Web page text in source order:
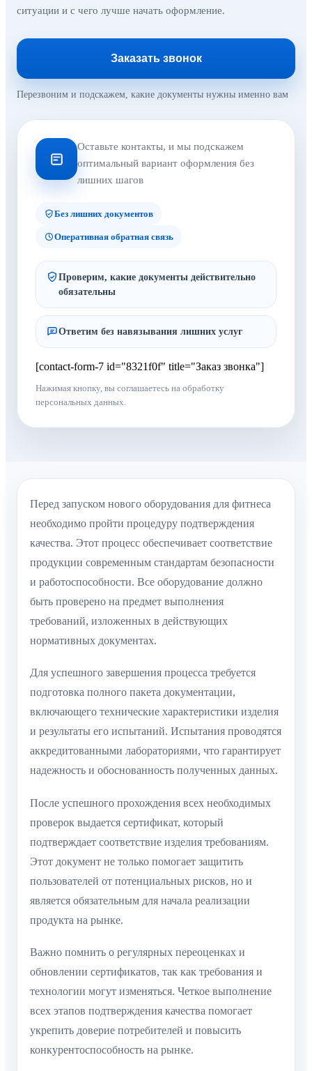
ситуации и с чего лучше начать оформление.
Заказать звонок
Перезвоним и подскажем, какие документы нужны именно вам
Оставьте контакты, и мы подскажем
оптимальный вариант оформления без
лишних шагов
Без лишних документов
Оперативная обратная связь
Проверим, какие документы действительно
обязательны
Ответим без навязывания лишних услуг
[contact-form-7 id="8321f0f" title="Заказ звонка"]
Нажимая кнопку, вы соглашаетесь на обработку
персональных данных.
Перед запуском нового оборудования для фитнеса
необходимо пройти процедуру подтверждения
качества. Этот процесс обеспечивает соответствие
продукции современным стандартам безопасности
и работоспособности. Все оборудование должно
быть проверено на предмет выполнения
требований, изложенных в действующих
нормативных документах.
Для успешного завершения процесса требуется
подготовка полного пакета документации,
включающего технические характеристики изделия
и результаты его испытаний. Испытания проводятся
аккредитованными лабораториями, что гарантирует
надежность и обоснованность полученных данных.
После успешного прохождения всех необходимых
проверок выдается сертификат, который
подтверждает соответствие изделия требованиям.
Этот документ не только помогает защитить
пользователей от потенциальных рисков, но и
является обязательным для начала реализации
продукта на рынке.
Важно помнить о регулярных переоценках и
обновлении сертификатов, так как требования и
технологии могут изменяться. Четкое выполнение
всех этапов подтверждения качества помогает
укрепить доверие потребителей и повысить
конкурентоспособность на рынке.